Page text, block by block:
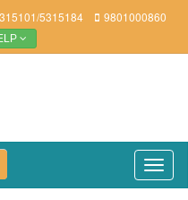
5315184 9801000860